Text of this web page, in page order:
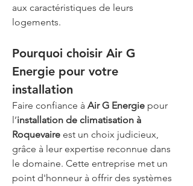
aux caractéristiques de leurs
logements.
Pourquoi choisir Air G
Energie pour votre
installation
Faire confiance à Air G Energie pour
l’installation de climatisation à
Roquevaire est un choix judicieux,
grâce à leur expertise reconnue dans
le domaine. Cette entreprise met un
point d'honneur à offrir des systèmes